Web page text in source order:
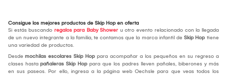
Consigue los mejores productos de Skip Hop en oferta
Si estás buscando regalos para Baby Shower u otro evento relacionado con la llegada
de un nuevo integrante a la familia, te contamos que la marca infantil de Skip Hoptiene
una variedad de productos.
Desde mochilas escolares Skip Hoppara acompañar a los pequeños en su regreso a
clases hasta pañaleras Skip Hoppara que los padres lleven pañales, biberones y más
en sus paseos. Por ello, ingresa a la página web Oechsle para que veas todos los